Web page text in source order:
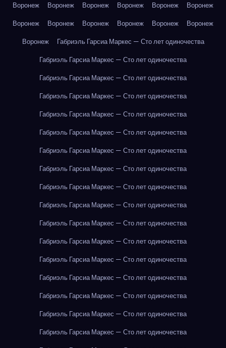
Воронеж
Воронеж Воронеж Воронеж Воронеж
Воронеж
Воронеж
Воронеж Воронеж Воронеж Воронеж
Воронеж
Воронеж
Габриэль Гарсиа Маркес — Сто лет одиночества
Габриэль Гарсиа Маркес — Сто лет одиночества
Габриэль Гарсиа Маркес — Сто лет одиночества
Габриэль Гарсиа Маркес — Сто лет одиночества
Габриэль Гарсиа Маркес — Сто лет одиночества
Габриэль Гарсиа Маркес — Сто лет одиночества
Габриэль Гарсиа Маркес — Сто лет одиночества
Габриэль Гарсиа Маркес — Сто лет одиночества
Габриэль Гарсиа Маркес — Сто лет одиночества
Габриэль Гарсиа Маркес — Сто лет одиночества
Габриэль Гарсиа Маркес — Сто лет одиночества
Габриэль Гарсиа Маркес — Сто лет одиночества
Габриэль Гарсиа Маркес — Сто лет одиночества
Габриэль Гарсиа Маркес — Сто лет одиночества
Габриэль Гарсиа Маркес — Сто лет одиночества
Габриэль Гарсиа Маркес — Сто лет одиночества
Габриэль Гарсиа Маркес — Сто лет одиночества